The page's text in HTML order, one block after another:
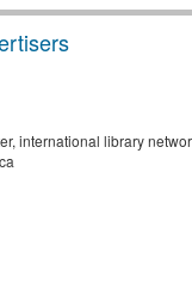
international library